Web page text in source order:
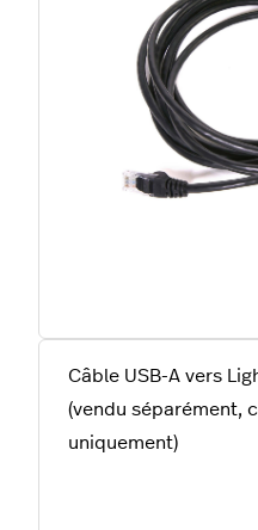
Câble USB-A vers
(vendu séparément,
uniquement)